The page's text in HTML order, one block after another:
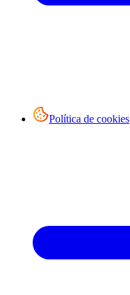
Política de cookies